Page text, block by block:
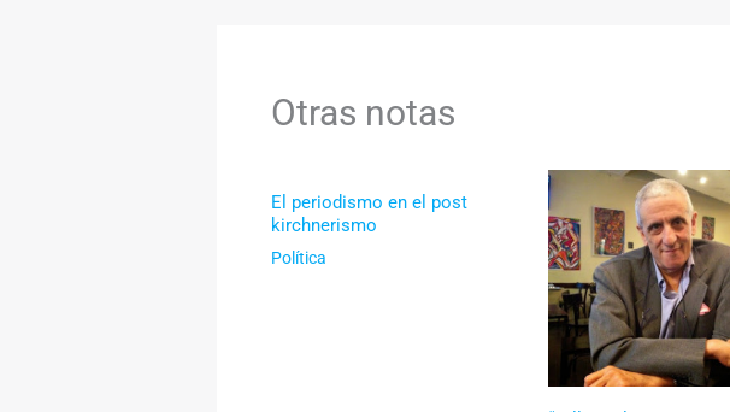
Otras notas
El periodismo en el post
kirchnerismo
Política